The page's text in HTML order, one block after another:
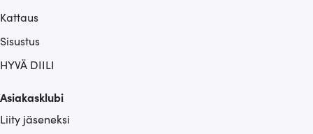
Kattaus
Sisustus
HYVÄ DIILI
Asiakasklubi
Liity jäseneksi